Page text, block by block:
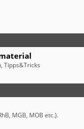
Tipps&Tricks
MGB, MOB etc.).